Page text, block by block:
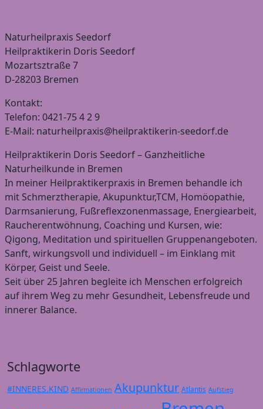
Naturheilpraxis Seedorf
Heilpraktikerin Doris Seedorf
Mozartsztraße 7
D-28203 Bremen
Kontakt:
Telefon: 0421-75 4 2 9
E-Mail: naturheilpraxis@heilpraktikerin-seedorf.de
Heilpraktikerin Doris Seedorf – Ganzheitliche
Naturheilkunde in Bremen
In meiner Heilpraktikerpraxis in Bremen behandle ich
mit Schmerztherapie, Akupunktur,TCM, Homöopathie,
Darmsanierung, Fußreflexzonenmassage, Energiearbeit,
Raucherentwöhnung, Coaching und Kursen, wie:
Qigong, Meditation und spirituellen Gruppenangeboten.
Sanft, wirkungsvoll und individuell – im Einklang mit
Körper, Geist und Seele.
Seit über 25 Jahren begleite ich Menschen erfolgreich
auf ihrem Weg zu mehr Gesundheit, Lebensfreude und
innerer Balance.
Schlagworte
#INNERES.KIND Affirmationen Akupunktur Atlantis Aufstieg